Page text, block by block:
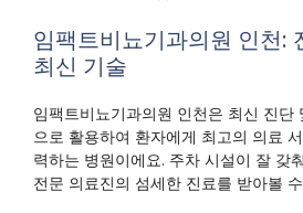
임팩트비뇨기과의원 인천:
최신 기술
임팩트비뇨기과의원 인천은 최신 진단
으로 활용하여 환자에게 최고의 의료
력하는 병원이에요. 주차 시설이 잘 갖
전문 의료진의 섬세한 진료를 받아볼